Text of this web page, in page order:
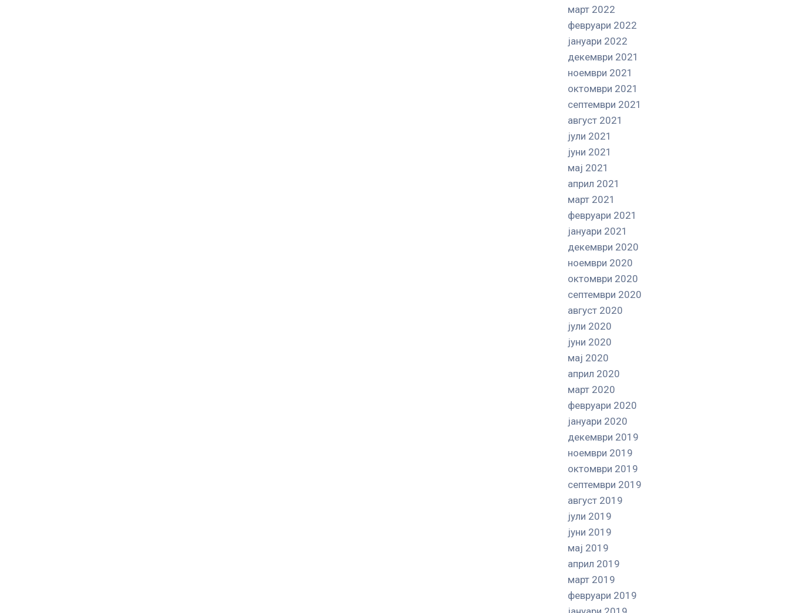
март 2022
февруари 2022
јануари 2022
декември 2021
ноември 2021
октомври 2021
септември 2021
август 2021
јули 2021
јуни 2021
мај 2021
април 2021
март 2021
февруари 2021
јануари 2021
декември 2020
ноември 2020
октомври 2020
септември 2020
август 2020
јули 2020
јуни 2020
мај 2020
април 2020
март 2020
февруари 2020
јануари 2020
декември 2019
ноември 2019
октомври 2019
септември 2019
август 2019
јули 2019
јуни 2019
мај 2019
април 2019
март 2019
февруари 2019